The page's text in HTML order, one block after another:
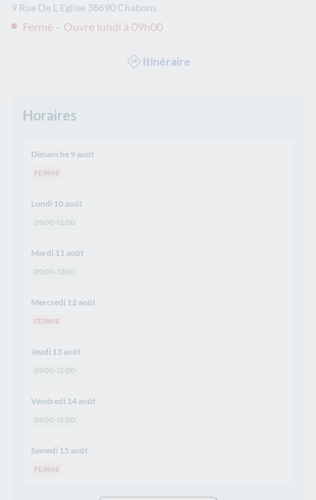
9 Rue De L Eglise 38690 Chabons
Fermé – Ouvre lundi à 09h00
Itinéraire
Horaires
Dimanche 9 août
FERME
Lundi 10 août
09:00-12:00
Mardi 11 août
09:00-12:00
Mercredi 12 août
FERME
Jeudi 13 août
09:00-12:00
Vendredi 14 août
09:00-12:00
Samedi 15 août
FERME